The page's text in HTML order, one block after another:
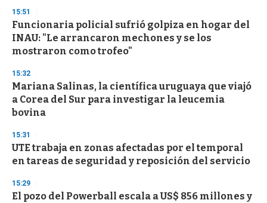
d
s
15:51
Funcionaria policial sufrió golpiza en hogar del
INAU: "Le arrancaron mechones y se los
mostraron como trofeo"
15:32
Mariana Salinas, la científica uruguaya que viajó
a Corea del Sur para investigar la leucemia
bovina
15:31
UTE trabaja en zonas afectadas por el temporal
en tareas de seguridad y reposición del servicio
15:29
El pozo del Powerball escala a US$ 856 millones y